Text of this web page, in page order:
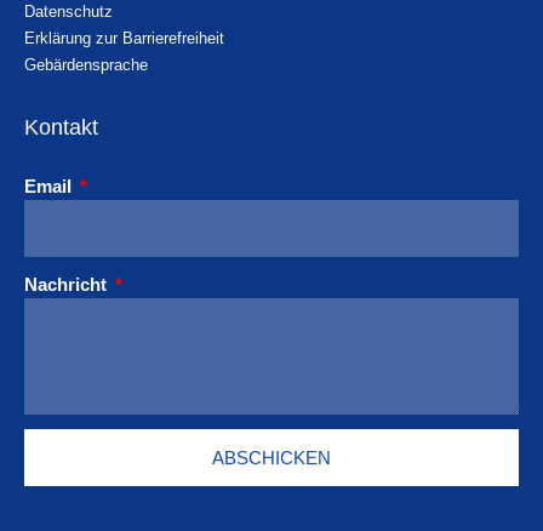
Datenschutz
Erklärung zur Barrierefreiheit
Gebärdensprache
Kontakt
Email
Nachricht
ABSCHICKEN